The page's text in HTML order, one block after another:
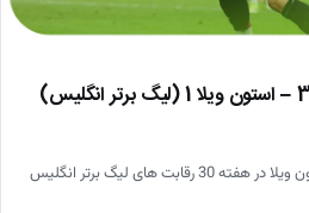
خلاصه بازی منچستریونایتد – استون ویلا در هفته 30 رقابت های لیگ برتر انگلیس